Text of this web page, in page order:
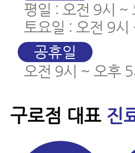
평일 : 오전 9시 ~
토요일 : 오전 9시
공휴일
오전 9시 ~ 오후 5
구로점 대표 진